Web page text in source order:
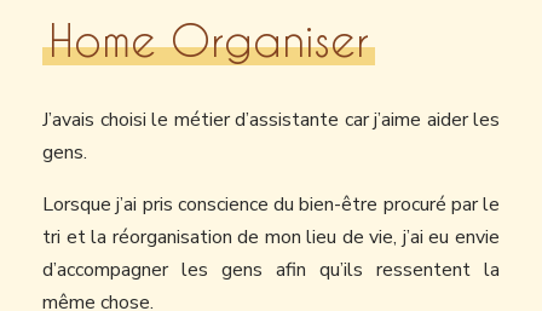
Home Organiser
J’avais choisi le métier d’assistante car j’aime aider les
gens.
Lorsque j’ai pris conscience du bien-être procuré par le
tri et la réorganisation de mon lieu de vie, j’ai eu envie
d’accompagner les gens afin qu’ils ressentent la
même chose.